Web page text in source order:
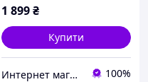
1 899₴
Купити
Интернет магазин Extrime.as 100%